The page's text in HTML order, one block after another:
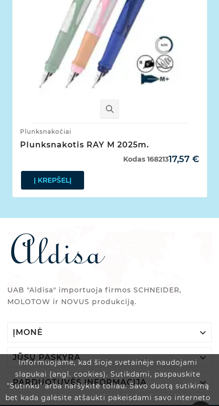
Informuojame, kad šioje svetainėje naudojami
slapukai (angl. cookies). Sutikdami, paspauskite
"Sutinku" arba naršykite toliau. Savo duotą sutikimą
bet kada galėsite atšaukti pakeisdami savo interneto
Plunksnakočiai
Plunksnakotis RAY M 2025m.
17,57 €
Kodas 168213
Į KREPŠELĮ
UAB "Aldisa" importuoja firmos SCHNEIDER,
MOLOTOW ir NOVUS produkciją.
ĮMONĖ 
JŪSŲ PASKYRA 
PARDUOTUVĖS INFORMACIJA 